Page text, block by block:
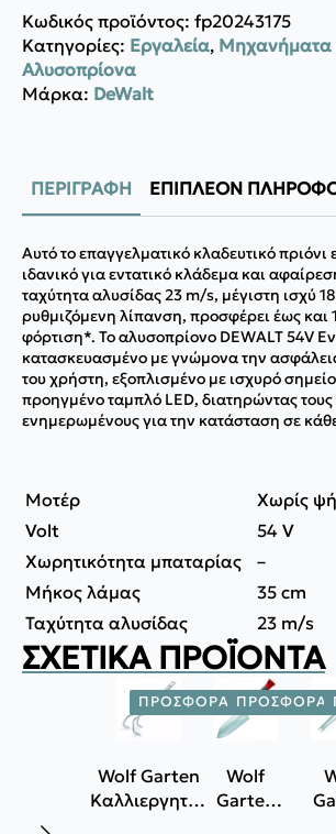
54V
-
DCMCST635N-
XJ
ποσότητα
Κωδικός προϊόντος: fp20243175
Κατηγορίες: Εργαλεία, Μηχανήματα
Αλυσοπρίονα
Μάρκα: DeWalt
ΠΕΡΙΓΡΑΦΉ ΕΠΙΠΛΈΟΝ
Αυτό το επαγγελματικό κλαδευτικό πριόνι
ιδανικό για εντατικό κλάδεμα και
ταχύτητα αλυσίδας 23 m/s, μέγιστη ισχύ
ρυθμιζόμενη λίπανση, προσφέρει έως και
φόρτιση*. Το αλυσοπρίονο DEWALT 54V
κατασκευασμένο με γνώμονα την
του χρήστη, εξοπλισμένο με ισχυρό
προηγμένο ταμπλό LED, διατηρώντας
ενημερωμένους για την κατάσταση σε
Μοτέρ
Χωρίς
Volt
54 V
Χωρητικότητα μπαταρίας
–
Μήκος λάμας
35 cm
Ταχύτητα αλυσίδας
23 m/s
ΣΧΕΤΙΚΆ ΠΡΟΪΌΝΤΑ
ΠΡΟΣΦΟΡΆ!
Wolf Garten
Καλλιεργητής
ΠΡΟΣΦΟΡΆ!
Wolf
Garten